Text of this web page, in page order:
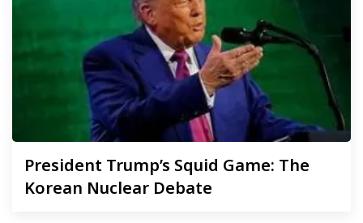
President Trump’s Squid Game: The
Korean Nuclear Debate